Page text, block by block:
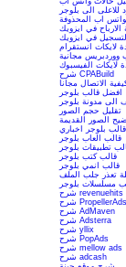
للاعلى الى بلوجر
اب المحذوفة
في ايزويك
في ايزويك
لايكات انستقرام
ووردبريس مجانية
لايكات الفيسبوك
شرح CPABuild
الاتصال مجانا
افضل قالب بلوجر
الى مدونة بلوجر
تقليل حجم الصور
الصور القديمة
قالب بلوجر اخباري
قالب العاب بلوجر
تطبيقات بلوجر
قالب كتب بلوجر
قالب انمي بلوجر
تعذر جلب الملف
مسلسلات بلوجر
شرح revenuehits
شرح PropellerAds
شرح AdMaven
شرح Adsterra
شرح yllix
شرح PopAds
شرح mellow ads
شرح adcash